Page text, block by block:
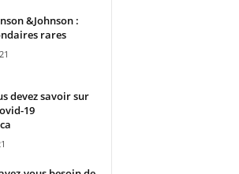
&Johnson :
rares
devez savoir sur
19